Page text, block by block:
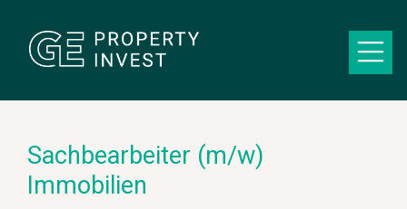
Sachbearbeiter (m/w)
Immobilien